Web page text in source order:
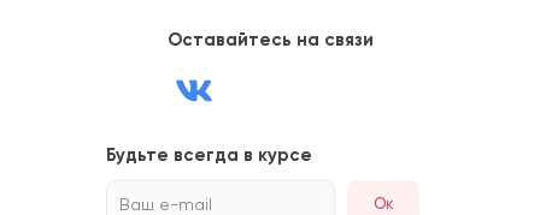
Оставайтесь на связи
Будьте всегда в курсе
Ваш e-mail